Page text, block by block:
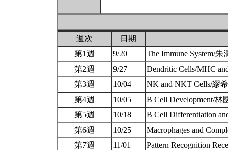
週次
日期
第1週
9/20
The Immune System/
第2週
9/27
Dendritic Cells/MHC
第3週
10/04
NK and NKT Cells/繆
第4週
10/05
B Cell Development/
第5週
10/18
B Cell Differentiation
第6週
10/25
Macrophages and
第7週
11/01
Pattern Recognition